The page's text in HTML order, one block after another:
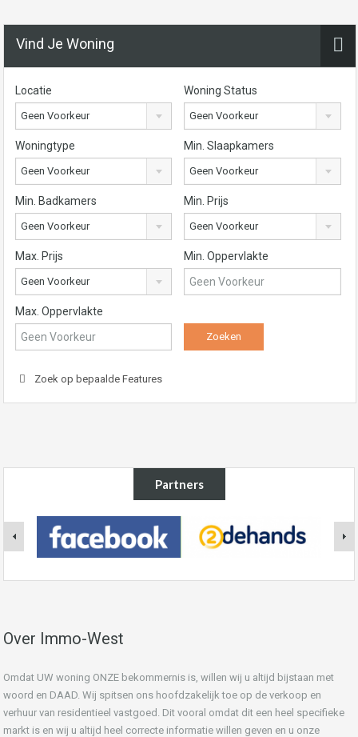
Vind Je Woning
Locatie
Geen Voorkeur
Woning Status
Geen Voorkeur
Woningtype
Geen Voorkeur
Min. Slaapkamers
Geen Voorkeur
Min. Badkamers
Geen Voorkeur
Min. Prijs
Geen Voorkeur
Max. Prijs
Geen Voorkeur
Min. Oppervlakte
Max. Oppervlakte
Zoek op bepaalde Features
Partners
Over Immo-West
Omdat UW woning ONZE bekommernis is, willen wij u altijd bijstaan met
woord en DAAD. Wij spitsen ons hoofdzakelijk toe op de verkoop en
verhuur van residentieel vastgoed. Dit vooral omdat dit een heel specifieke
markt is en wij u altijd heel correcte informatie willen geven en u onze